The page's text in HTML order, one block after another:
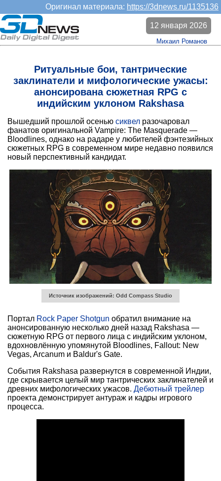
Оригинал материала: https://3dnews.ru/1135136
Ритуальные бои, тантрические
заклинатели и мифологические ужасы:
анонсирована сюжетная RPG с
индийским уклоном Rakshasa
12 января 2026
Михаил Романов
Вышедший прошлой осенью сиквел разочаровал
фанатов оригинальной Vampire: The Masquerade —
Bloodlines, однако на радаре у любителей фэнтезийных
сюжетных RPG в современном мире недавно появился
новый перспективный кандидат.
Источник изображений: Odd Compass Studio
Портал Rock Paper Shotgun обратил внимание на
анонсированную несколько дней назад Rakshasa —
сюжетную RPG от первого лица с индийским уклоном,
вдохновлённую упомянутой Bloodlines, Fallout: New
Vegas, Arcanum и Baldur's Gate.
События Rakshasa развернутся в современной Индии,
где скрывается целый мир тантрических заклинателей и
древних мифологических ужасов. Дебютный трейлер
проекта демонстрирует антураж и кадры игрового
процесса.